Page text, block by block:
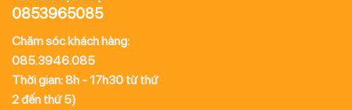
0853965085
Chăm sóc khách hàng:
085.3946.085
Thời gian: 8h - 17h30 từ thứ
2 đến thứ 5)